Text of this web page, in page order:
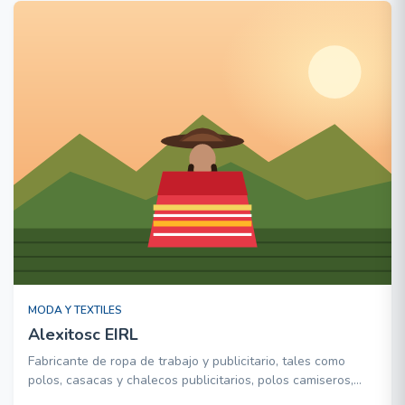
MODA Y TEXTILES
Alexitosc EIRL
Fabricante de ropa de trabajo y publicitario, tales como
polos, casacas y chalecos publicitarios, polos camiseros,